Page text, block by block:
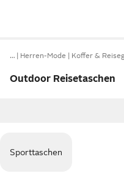
… Herren-Mode Koffer &
Outdoor Reisetaschen
Sporttaschen